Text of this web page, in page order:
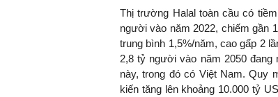
Thị trường Halal toàn cầu có
người vào năm 2022, chiếm gần
trung bình 1,5%/năm, cao gấp 2
2,8 tỷ người vào năm 2050
này, trong đó có Việt Nam. Quy
kiến tăng lên khoảng 10.000 tỷ